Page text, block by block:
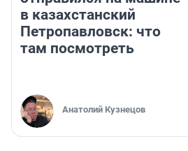
в казахстанский
Петропавловск: что
там посмотреть
Анатолий Кузнецов